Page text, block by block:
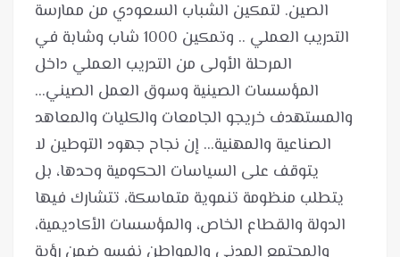
الصين. لتمكين الشباب السعودي من ممارسة
التدريب العملي .. وتمكين 1000 شاب وشابة في
المرحلة الأولى من التدريب العملي داخل
المؤسسات الصينية وسوق العمل الصيني...
والمستهدف خريجو الجامعات والكليات والمعاهد
الصناعية والمهنية... إن نجاح جهود التوطين لا
يتوقف على السياسات الحكومية وحدها، بل
يتطلب منظومة تنموية متماسكة، تتشارك فيها
الدولة والقطاع الخاص، والمؤسسات الأكاديمية،